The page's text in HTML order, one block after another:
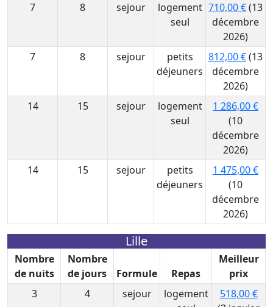
7
8 sejour
logement
seul
710,00 €(13
décembre
2026)
7
8 sejour
petits
déjeuners
812,00 €(13
décembre
2026)
14
15 sejour
logement
seul
1 286,00 €
(10
décembre
2026)
14
15 sejour
petits
déjeuners
1 475,00 €
(10
décembre
2026)
Lille
Nombre
de nuits
Nombre
de jours
Formule Repas
Meilleur
prix
3
4 sejour
logement
518,00 €